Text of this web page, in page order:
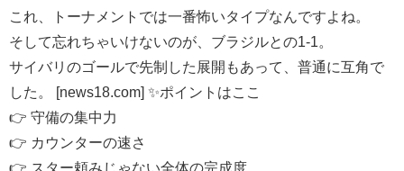
これ、トーナメントでは一番怖いタイプなんですよね。
そして忘れちゃいけないのが、ブラジルとの1-1。
サイバリのゴールで先制した展開もあって、普通に互角で
した。 [news18.com] ✨ポイントはここ
👉 守備の集中力
👉 カウンターの速さ
👉 スター頼みじゃない全体の完成度